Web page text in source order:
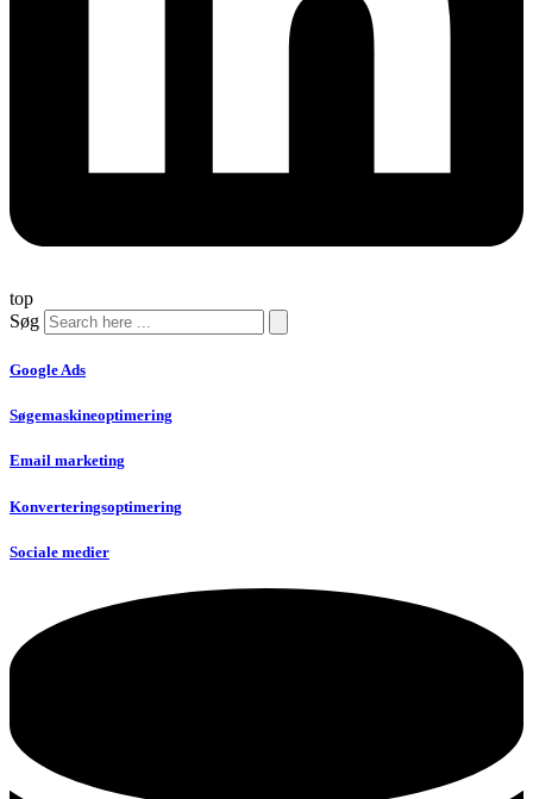
top
Søg
Google Ads
Søgemaskineoptimering
Email marketing
Konverteringsoptimering
Sociale medier